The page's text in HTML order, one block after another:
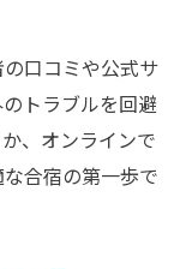
口コミや公式サ
トラブルを回避
、オンラインで
合宿の第一歩で